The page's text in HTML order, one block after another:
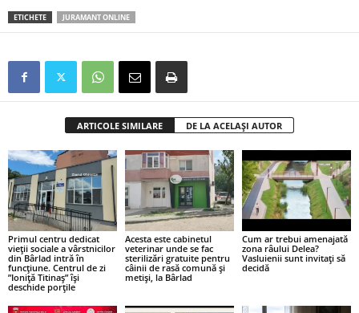
ETICHETE JURAMANT ONLINE
ARTICOLE SIMILARE DE LA ACELAȘI AUTOR
Primul centru dedicat
vieții sociale a vârstnicilor
din Bârlad intră în
funcțiune. Centrul de zi
”Ioniță Titinaș” își
deschide porțile
Acesta este cabinetul
veterinar unde se fac
sterilizări gratuite pentru
câinii de rasă comună și
metiși, la Bârlad
Cum ar trebui amenajată
zona râului Delea?
Vasluienii sunt invitați să
decidă